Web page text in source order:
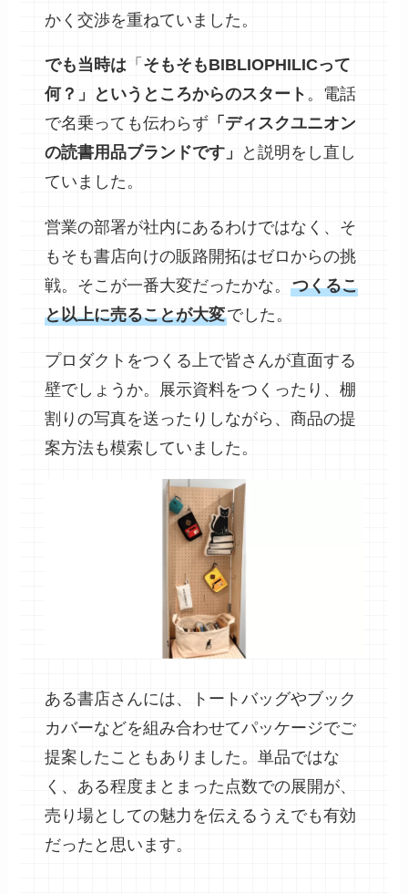
かく交渉を重ねていました。
でも当時は 「 そもそもBIBLIOPHILICって
何？」というところからのスタート 。電話
で名乗っても伝わらず 「ディスクユニオン
の読書用品ブランドです」
と説明をし直し
ていました。
営業の部署が社内にあるわけではなく、そ
もそも書店向けの販路開拓はゼロからの挑
戦。そこが一番大変だったかな。つくるこ
と以上に売ることが大変でした。
プロダクトをつくる上で皆さんが直面する
壁でしょうか。展示資料をつくったり、棚
割りの写真を送ったりしながら、商品の提
案方法も模索していました。
ある書店さんには、トートバッグやブック
カバーなどを組み合わせてパッケージでご
提案したこともありました。単品ではな
く、ある程度まとまった点数での展開が、
売り場としての魅力を伝えるうえでも有効
だったと思います。